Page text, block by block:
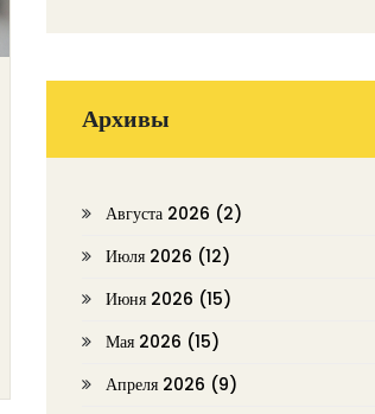
Архивы
Августа 2026 (2)
Июля 2026 (12)
Июня 2026 (15)
Мая 2026 (15)
Апреля 2026 (9)